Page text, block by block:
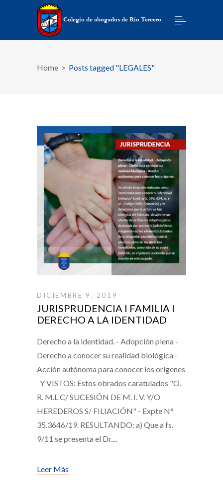
Home > Posts tagged "LEGALES"
DICIEMBRE 9, 2019
JURISPRUDENCIA I FAMILIA I
DERECHO A LA IDENTIDAD
Derecho a la identidad. - Adopción plena -
Derecho a conocer su realidad biológica -
Acción autónoma para conocer los orígenes
Y VISTOS: Estos obrados caratulados "O.
R. M.L C/ SUCESIÓN DE M. I. V. Y/O
HEREDEROS S/ FILIACIÓN" - Expte N°
35.3646/19. RESULTANDO: a) Que a fs.
9/11 se presenta el Dr.
Leer Más